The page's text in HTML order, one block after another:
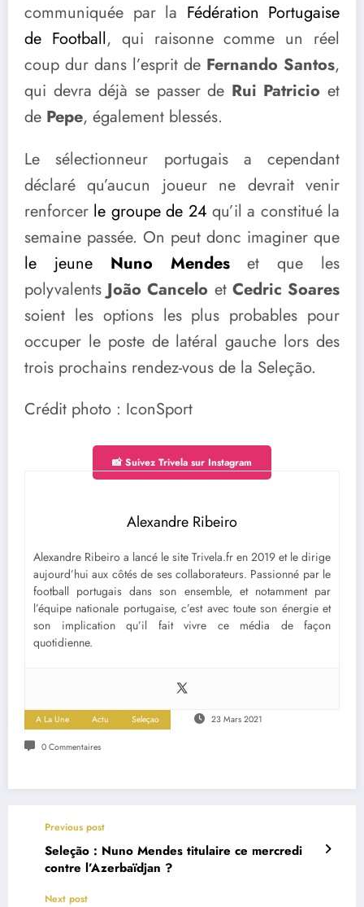
communiquée par la Fédération Portugaise
de Football, qui raisonne comme un réel
coup dur dans l’esprit de Fernando Santos,
qui devra déjà se passer de Rui Patricio et
de Pepe, également blessés.
Le sélectionneur portugais a cependant
déclaré qu’aucun joueur ne devrait venir
renforcer le groupe de 24 qu’il a constitué la
semaine passée. On peut donc imaginer que
le jeune Nuno Mendeset que les
polyvalents João Cancelo et Cedric Soares
soient les options les plus probables pour
occuper le poste de latéral gauche lors des
trois prochains rendez-vous de la Seleção.
Crédit photo : IconSport
📸 Suivez Trivela sur Instagram
Alexandre Ribeiro
Alexandre Ribeiro a lancé le site Trivela.fr en 2019 et le dirige
aujourd’hui aux côtés de ses collaborateurs. Passionné par le
football portugais dans son ensemble, et notamment par
l’équipe nationale portugaise, c’est avec toute son énergie et
son implication qu’il fait vivre ce média de façon
quotidienne.
A La Une Actu Seleçao 23 Mars 2021
0 Commentaires
Previous post
Seleção : Nuno Mendes titulaire ce mercredi
contre l’Azerbaïdjan ?
Next post